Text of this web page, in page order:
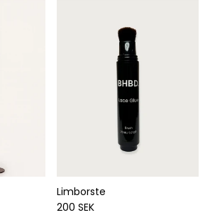
Limborste
Ordinarie pris
200 SEK